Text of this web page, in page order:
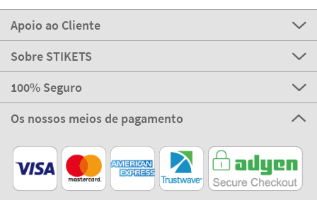
Apoio ao Cliente
Sobre STIKETS
100% Seguro
Os nossos meios de pagamento